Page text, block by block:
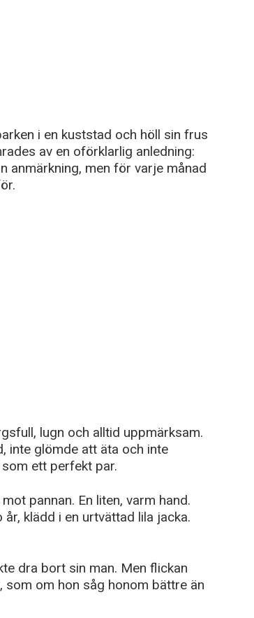
i en kuststad och höll sin frus
av en oförklarlig anledning:
anmärkning, men för varje månad
lugn och alltid uppmärksam.
inte glömde att äta och inte
ett perfekt par.
pannan. En liten, varm hand.
klädd i en urtvättad lila jacka.
dra bort sin man. Men flickan
som om hon såg honom bättre än